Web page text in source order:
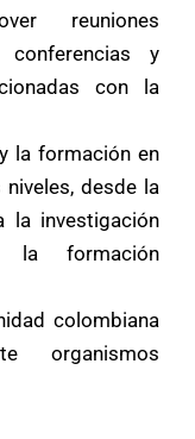
reuniones
conferencias y
con la
la formación en
desde la
la investigación
la formación
colombiana
organismos